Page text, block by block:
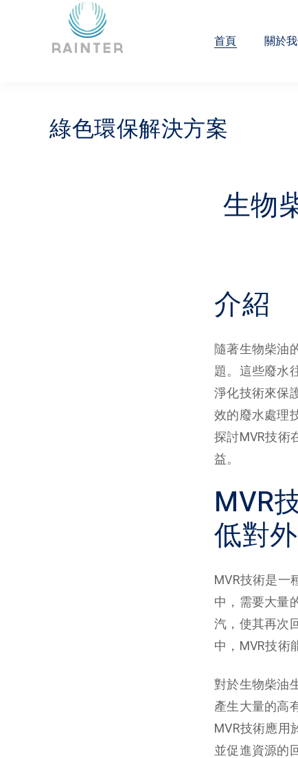
首頁 關於
綠色環保解決方案
生物
介紹
隨著生物柴油
題。這些廢水
淨化技術來保
效的廢水處理
探討MVR技術
益。
MVR
低對
MVR技術是一
中，需要大量
汽，使其再次
中，MVR技術
對於生物柴油
產生大量的高
MVR技術應用
並促進資源的